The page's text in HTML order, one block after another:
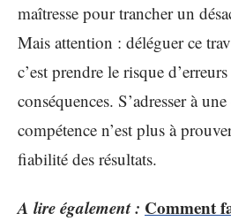
maîtresse pour trancher un
Mais attention : déléguer ce
c’est prendre le risque
conséquences. S’adresser à
compétence n’est plus à
fiabilité des résultats.
A lire également : Comment